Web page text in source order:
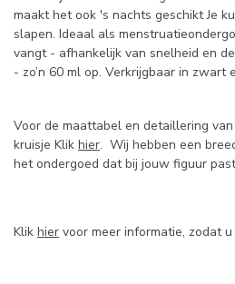
maakt het ook 's nachts geschikt Je
slapen. Ideaal als
vangt - afhankelijk van snelheid en
- zo’n 60 ml op. Verkrijgbaar in zwart
Voor de maattabel en detaillering
kruisje Klik hier. Wij hebben een
het ondergoed dat bij jouw figuur
Klik hier voor meer informatie, zodat